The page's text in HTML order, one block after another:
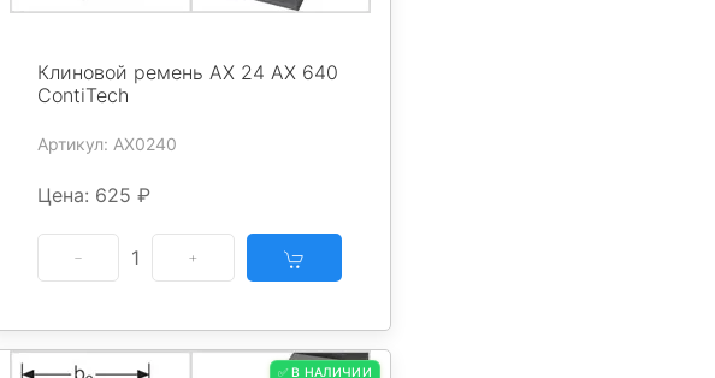
Клиновой ремень AX 24 AX 640
ContiTech
Артикул: AX0240
Цена: 625 ₽
1
✅ В НАЛИЧИИ